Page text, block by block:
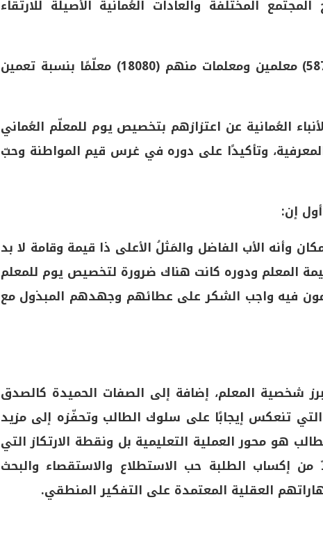
المختلفة والعادات العُمانية الأصيلة للارتقاء
وبلغ إجمالي عدد المعلمين العُمانيين بلغ (58704) معلمين ومعلمات منهم (18080) معلّمًا بنسبة تعمين
العُمانية عن اعتزازهم بتخصيص يوم للمعلّم العُماني
وتأكيدًا على دوره في غرس قيم المواطنة وحبّ
إن:
وأنه الأب الفاضل والمَثلُ الأعلى ذا قيمة وقامة لا بد
المعلم ودوره كانت هناك ضرورة لتخصيص يوم للمعلم
فيه واجب الشكر على عطائهم وجهدهم المبذول مع
شخصية المعلم، إضافة إلى الصفات الحميدة كالصدق
تنعكس إيجابًا على سلوك الطالب وتحفّزه إلى مزيد
هو محور العملية التعليمية بل ونقطة الارتكاز التي
إكساب الطلبة حب الاستطلاع والاستقصاء والبحث
العقلية المعتمدة على التفكير المنطقي.